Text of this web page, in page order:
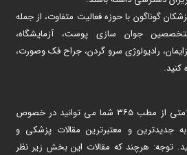
گوناگون با حوزه فعالیت متفاوت، از جمله
جوان سازی پوست، آزمایشگاه،
رادیولوژی سرو گردن، جراح فک وصورت،
در بخش مجله پزشکی و سلامتی از مطب ۳۶۵ شما می توانید در خصوص
و معتبرترین مقالات پزشکی و
توجه: هرچند که مقالات این بخش زیر نظر